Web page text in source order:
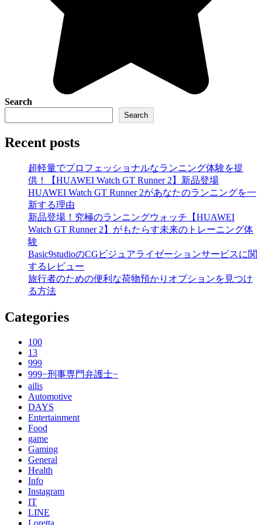
Search
Search
Recent posts
超軽量でプロフェッショナルなランニング体験を提
供！【HUAWEI Watch GT Runner 2】新品登場
HUAWEI Watch GT Runner 2があなたのランニングを一
新する理由
新品登場！究極のランニングウォッチ【HUAWEI
Watch GT Runner 2】がもたらす未来のトレーニング体
験
Basic9studioのCGビジュアライゼーションサービスに関
するレビュー
旅行者のための便利な荷物預かりオプションを見つけ
る方法
Categories
100
13
999
999−刑事専門弁護士−
ailis
Automotive
DAYS
Entertainment
Food
game
Gaming
General
Health
Info
Instagram
IT
LINE
Loretta